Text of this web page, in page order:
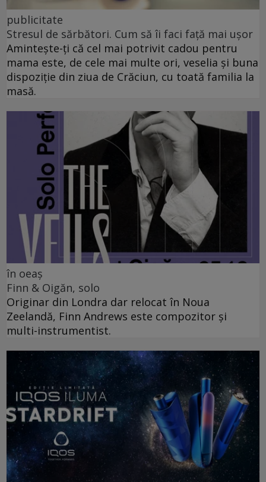
publicitate
Stresul de sărbători. Cum să îi faci față mai ușor
Amintește-ți că cel mai potrivit cadou pentru
mama este, de cele mai multe ori, veselia și buna
dispoziție din ziua de Crăciun, cu toată familia la
masă.
în oeaș
Finn & Oigăn, solo
Originar din Londra dar relocat în Noua
Zeelandă, Finn Andrews este compozitor și
multi-instrumentist.